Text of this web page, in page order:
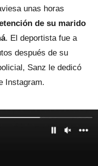
unas horas
de su marido
. El deportista fue a
después de su
Sanz le dedicó
Instagram.